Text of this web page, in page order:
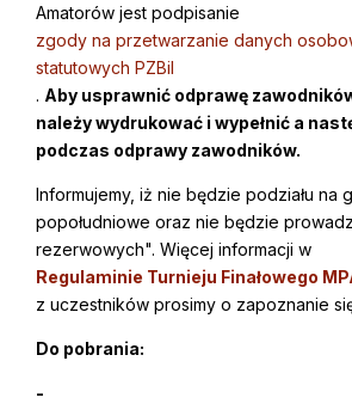
Amatorów jest podpisanie
zgody na przetwarzanie danych
statutowych PZBil
. Aby usprawnić odprawę
należy wydrukować i wypełnić a
podczas odprawy zawodników.
Informujemy, iż nie będzie podziału na
popołudniowe oraz nie będzie
rezerwowych". Więcej informacji w
Regulaminie Turnieju Finałowego
z uczestników prosimy o zapoznanie
Do pobrania:
-